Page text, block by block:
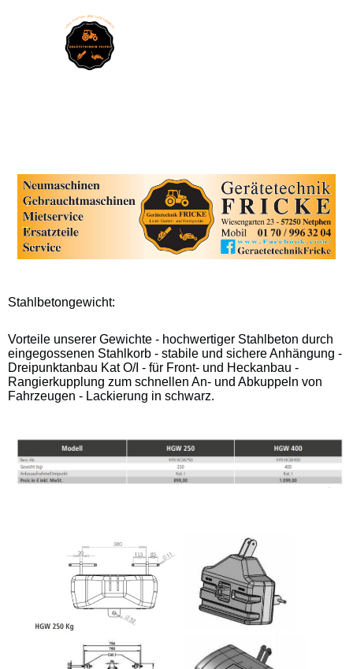
Stahlbetongewicht:
Vorteile unserer Gewichte - hochwertiger Stahlbeton durch
eingegossenen Stahlkorb - stabile und sichere Anhängung -
Dreipunktanbau Kat O/I - für Front- und Heckanbau -
Rangierkupplung zum schnellen An- und Abkuppeln von
Fahrzeugen - Lackierung in schwarz.